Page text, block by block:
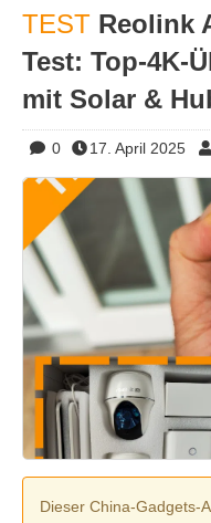
TEST Reolink
Test: Top-4K-
mit Solar &
0 17. April 2025
Dieser China-Gadgets-